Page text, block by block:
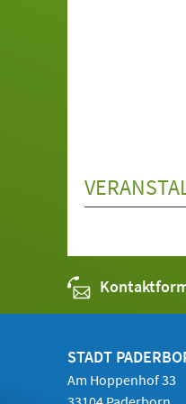
STADT
Am Hoppenhof 33